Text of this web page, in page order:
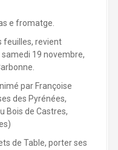
e fromatge.
feuilles, revient
samedi 19 novembre,
par Françoise
des Pyrénées,
Bois de Castres,
de Table, porter ses